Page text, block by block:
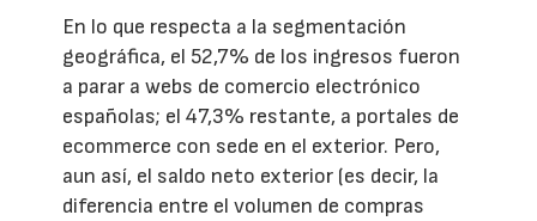
En lo que respecta a la segmentación
geográfica, el 52,7% de los ingresos fueron
a parar a webs de comercio electrónico
españolas; el 47,3% restante, a portales de
ecommerce con sede en el exterior. Pero,
aun así, el saldo neto exterior (es decir, la
diferencia entre el volumen de compras